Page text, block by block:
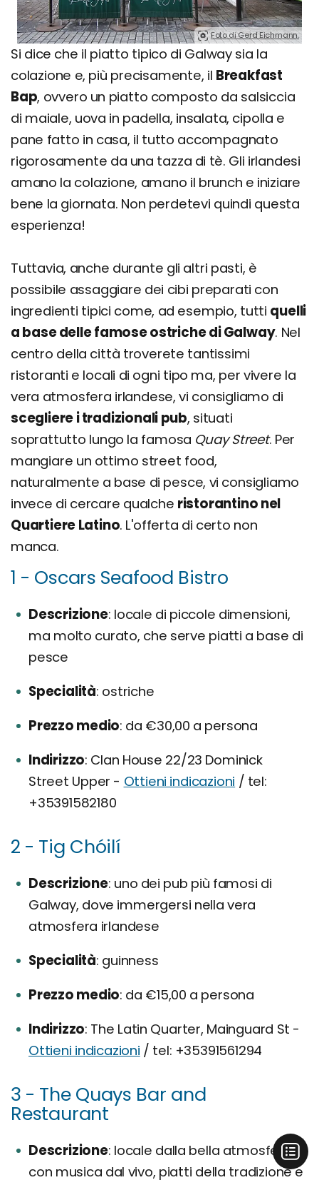
Foto di Gerd Eichmann.
Si dice che il piatto tipico di Galway sia la
colazione e, più precisamente, il Breakfast
Bap, ovvero un piatto composto da salsiccia
di maiale, uova in padella, insalata, cipolla e
pane fatto in casa, il tutto accompagnato
rigorosamente da una tazza di tè. Gli irlandesi
amano la colazione, amano il brunch e iniziare
bene la giornata. Non perdetevi quindi questa
esperienza!
Tuttavia, anche durante gli altri pasti, è
possibile assaggiare dei cibi preparati con
ingredienti tipici come, ad esempio, tutti quelli
a base delle famose ostriche di Galway. Nel
centro della città troverete tantissimi
ristoranti e locali di ogni tipo ma, per vivere la
vera atmosfera irlandese, vi consigliamo di
scegliere i tradizionali pub, situati
soprattutto lungo la famosa Quay Street. Per
mangiare un ottimo street food,
naturalmente a base di pesce, vi consigliamo
invece di cercare qualche ristorantino nel
Quartiere Latino. L'offerta di certo non
manca.
1 - Oscars Seafood Bistro
Descrizione locale di piccole dimensioni,
ma molto curato, che serve piatti a base di
pesce
Specialità ostriche
Prezzo medio da €30,00 a persona
Indirizzo Clan House 22/23 Dominick
Street Upper - Ottieni indicazioni / tel:
+35391582180
2 - Tig Chóilí
Descrizione uno dei pub più famosi di
Galway, dove immergersi nella vera
atmosfera irlandese
Specialità guinness
Prezzo medio da €15,00 a persona
Indirizzo The Latin Quarter, Mainguard St -
Ottieni indicazioni / tel: +35391561294
3 - The Quays Bar and
Restaurant
Descrizione locale dalla bella atmosfera e
con musica dal vivo, piatti della tradizione e